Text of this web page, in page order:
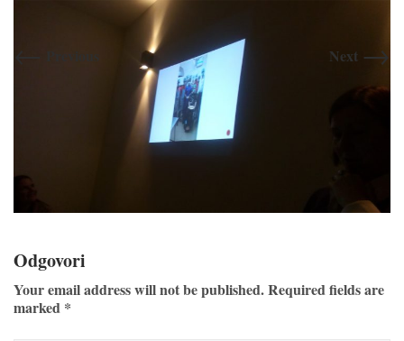
← Previous Next →
Odgovori
Your email address will not be published. Required fields are
marked *